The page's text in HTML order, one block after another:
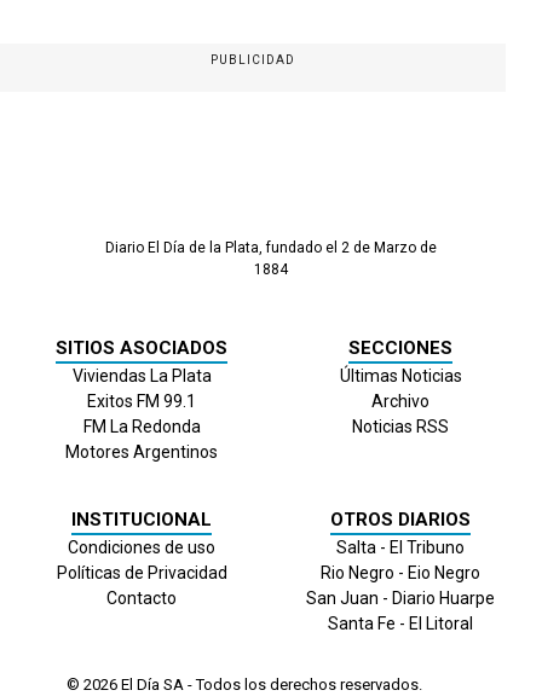
PUBLICIDAD
Diario El Día de la Plata, fundado el 2 de Marzo de
1884
SITIOS ASOCIADOS
Viviendas La Plata
Exitos FM 99.1
FM La Redonda
Motores Argentinos
SECCIONES
Últimas Noticias
Archivo
Noticias RSS
INSTITUCIONAL
Condiciones de uso
Políticas de Privacidad
Contacto
OTROS DIARIOS
Salta - El Tribuno
Rio Negro - Eio Negro
San Juan - Diario Huarpe
Santa Fe - El Litoral
© 2026 El Día SA - Todos los derechos reservados.